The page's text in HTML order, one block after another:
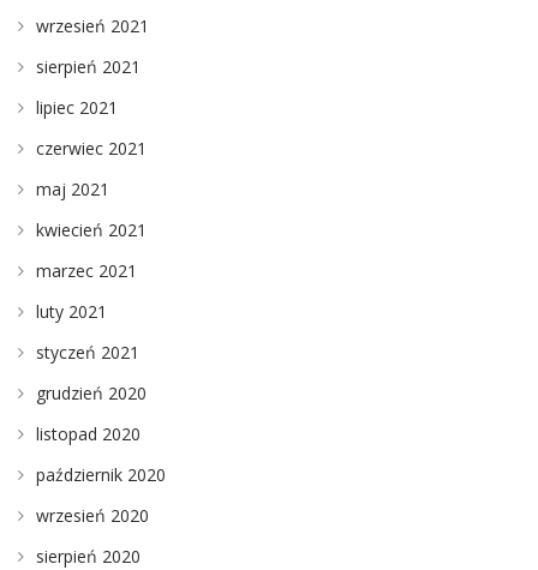
wrzesień 2021
sierpień 2021
lipiec 2021
czerwiec 2021
maj 2021
kwiecień 2021
marzec 2021
luty 2021
styczeń 2021
grudzień 2020
listopad 2020
październik 2020
wrzesień 2020
sierpień 2020